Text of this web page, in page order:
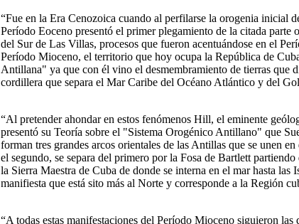
“Fue en la Era Cenozoica cuando al perfilarse la orogenia inicial
Período Eoceno presentó el primer plegamiento de la citada
del Sur de Las Villas, procesos que fueron acentuándose en el
Período Mioceno, el territorio que hoy ocupa la República de
Antillana" ya que con él vino el desmembramiento de tierras que
cordillera que separa el Mar Caribe del Océano Atlántico y del
“Al pretender ahondar en estos fenómenos Hill, el eminente
presentó su Teoría sobre el "Sistema Orogénico Antillano" que
forman tres grandes arcos orientales de las Antillas que se unen
el segundo, se separa del primero por la Fosa de Bartlett
la Sierra Maestra de Cuba de donde se interna en el mar hasta
manifiesta que está sito más al Norte y corresponde a la Región
“A todas estas manifestaciones del Período Mioceno siguieron